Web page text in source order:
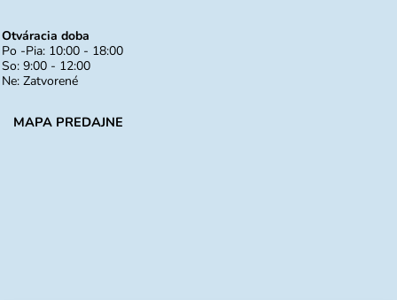
Otváracia doba
Po -Pia: 10:00 - 18:00
So: 9:00 - 12:00
Ne: Zatvorené
MAPA PREDAJNE